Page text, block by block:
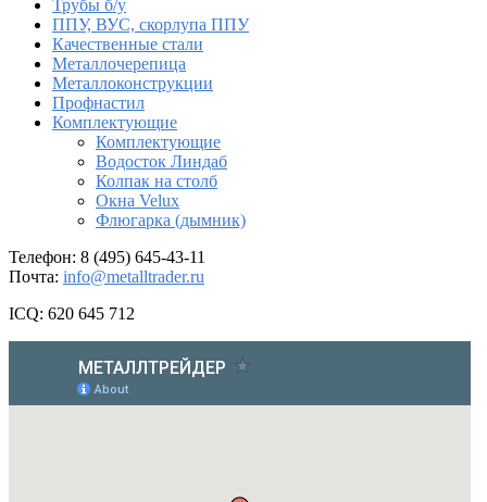
Трубы б/у
ППУ, ВУС, скорлупа ППУ
Качественные стали
Металлочерепица
Металлоконструкции
Профнастил
Комплектующие
Комплектующие
Водосток Линдаб
Колпак на столб
Окна Velux
Флюгарка (дымник)
Телефон: 8 (495) 645-43-11
Почта: info@metalltrader.ru
ICQ: 620 645 712